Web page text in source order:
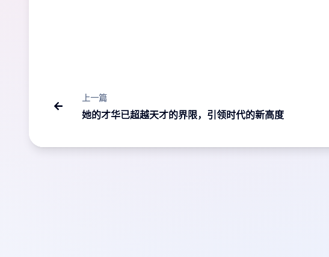
上一篇
她的才华已超越天才的界限，引领时代的新高度